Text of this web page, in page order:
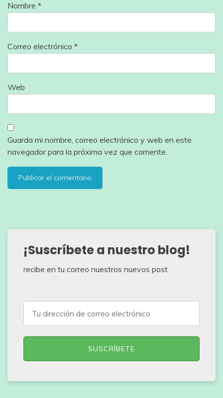
Nombre *
Correo electrónico *
Web
Guarda mi nombre, correo electrónico y web en este
navegador para la próxima vez que comente.
¡Suscríbete a nuestro blog!
recibe en tu correo nuestros nuevos post